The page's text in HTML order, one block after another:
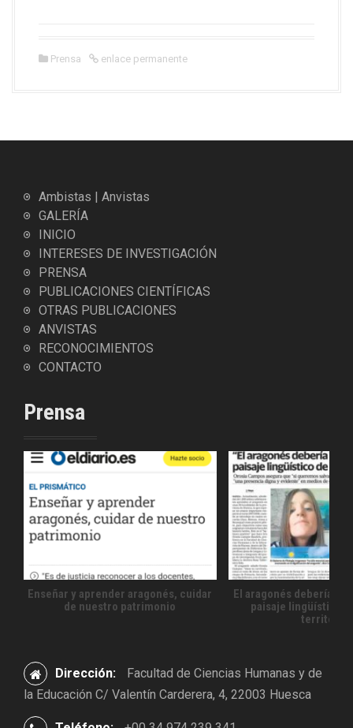
Prensa enlace permanente
Ambistas | Anvistas
GALERÍA
INICIO
INTERESES DE INVESTIGACIÓN
PRENSA
PUBLICACIONES CIENTÍFICAS
OTRAS PUBLICACIONES
ANVISTAS
RECONOCIMIENTOS
CONTACTO
Prensa
Enseñar y aprender aragonés, cuidar
de nuestro patrimonio
El aragonés debería
paisaje lingüístico
territorio
Dirección:
Facultad de Ciencias Humanas y de
la Educación C/ Valentín Carderera, 4, 22003 Huesca